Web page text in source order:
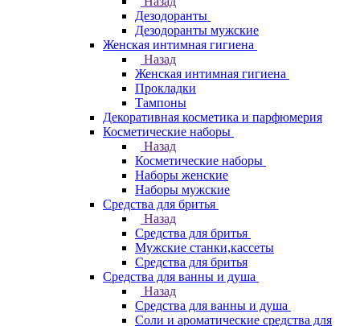
Дезодоранты
Дезодоранты мужские
Женская интимная гигиена
Назад
Женская интимная гигиена
Прокладки
Тампоны
Декоративная косметика и парфюмерия
Косметические наборы
Назад
Косметические наборы
Наборы женские
Наборы мужские
Средства для бритья
Назад
Средства для бритья
Мужские станки,кассеты
Средства для бритья
Средства для ванны и душа
Назад
Средства для ванны и душа
Соли и ароматические средства для